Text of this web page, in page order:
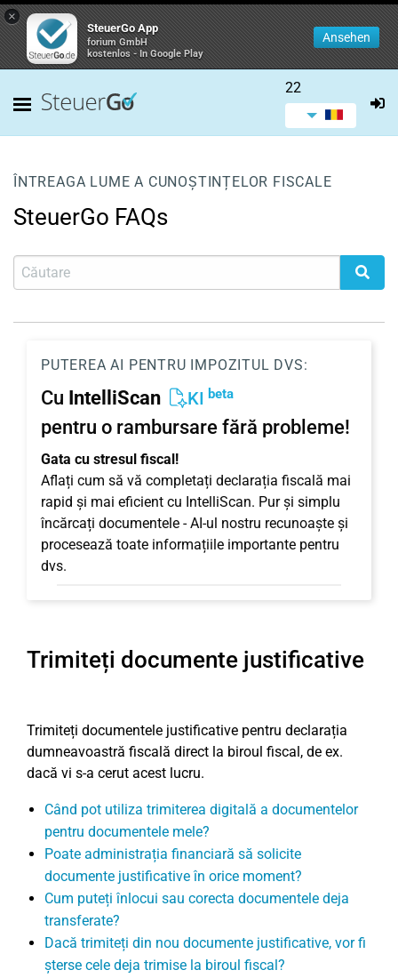
×
SteuerGo App
forium GmbH
kostenlos - In Google Play
Ansehen
22
ÎNTREAGA LUME A CUNOȘTINȚELOR FISCALE
SteuerGo FAQs
PUTEREA AI PENTRU IMPOZITUL DVS:
Cu IntelliScan KI beta
pentru o rambursare fără probleme!
Gata cu stresul fiscal!
Aflați cum să vă completați declarația fiscală mai
rapid și mai eficient cu IntelliScan. Pur și simplu
încărcați documentele - AI-ul nostru recunoaște și
procesează toate informațiile importante pentru
dvs.
Trimiteți documente justificative
Trimiteți documentele justificative pentru declarația
dumneavoastră fiscală direct la biroul fiscal, de ex.
dacă vi s-a cerut acest lucru.
Când pot utiliza trimiterea digitală a documentelor
pentru documentele mele?
Poate administrația financiară să solicite
documente justificative în orice moment?
Cum puteți înlocui sau corecta documentele deja
transferate?
Dacă trimiteți din nou documente justificative, vor fi
șterse cele deja trimise la biroul fiscal?